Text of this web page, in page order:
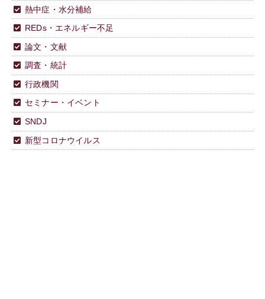
熱中症・水分補給
REDs・エネルギー不足
論文・文献
調査・統計
行政機関
セミナー・イベント
SNDJ
新型コロナウイルス